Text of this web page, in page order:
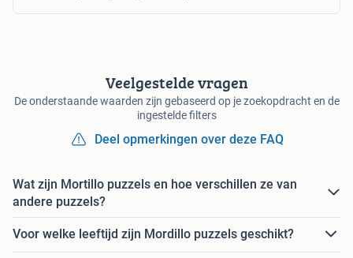
Veelgestelde vragen
De onderstaande waarden zijn gebaseerd op je zoekopdracht en de
ingestelde filters
Deel opmerkingen over deze FAQ
Wat zijn Mortillo puzzels en hoe verschillen ze van
andere puzzels?
Voor welke leeftijd zijn Mordillo puzzels geschikt?